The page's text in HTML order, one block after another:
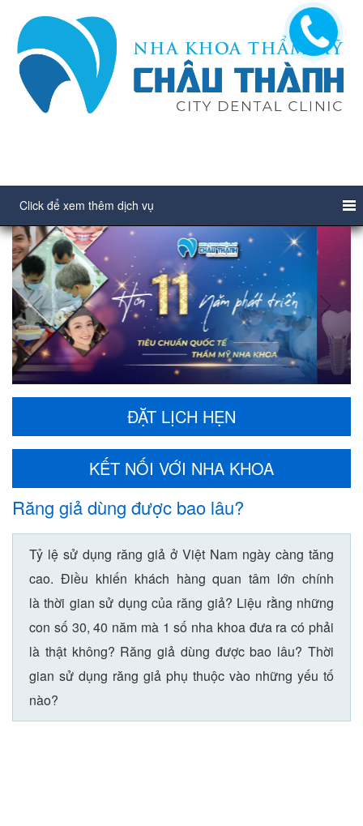
Click để xem thêm dịch vụ
ĐẶT LỊCH HẸN
KẾT NỐI VỚI NHA KHOA
Răng giả dùng được bao lâu?
Tỷ lệ sử dụng răng giả ở Việt Nam ngày càng tăng
cao. Điều khiến khách hàng quan tâm lớn chính
là thời gian sử dụng của răng giả? Liệu rằng những
con số 30, 40 năm mà 1 số nha khoa đưa ra có phải
là thật không? Răng giả dùng được bao lâu? Thời
gian sử dụng răng giả phụ thuộc vào những yếu tố
nào?